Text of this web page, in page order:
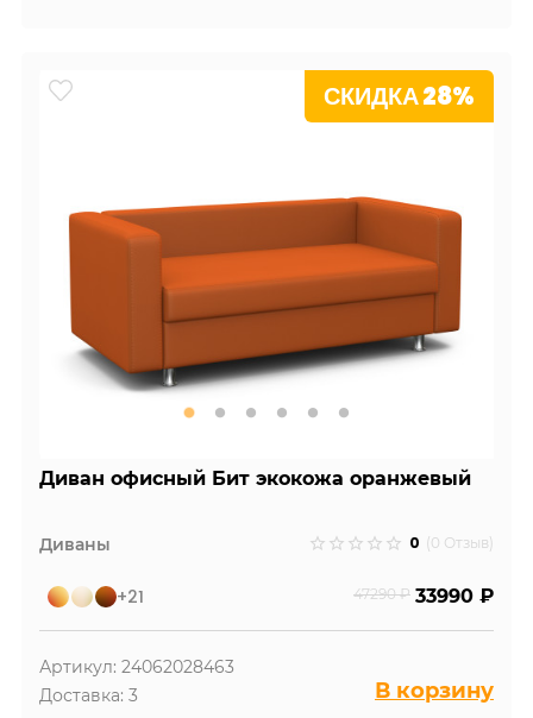
СКИДКА 28%
Диван офисный Бит экокожа оранжевый
Диваны 0 (0 Отзыв)
+21 47290 ₽ 33990 ₽
Артикул: 24062028463
Доставка: 3
В корзину